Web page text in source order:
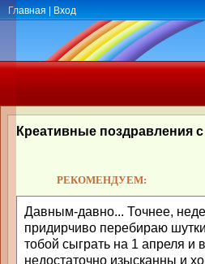
Главная Вход
Креативные поздравления
РЕКОМЕНДУЕМ:
Давным-давно... Точнее,
придирчиво перебираю
тобой сыграть на 1 апреля и
недостаточно изысканны и